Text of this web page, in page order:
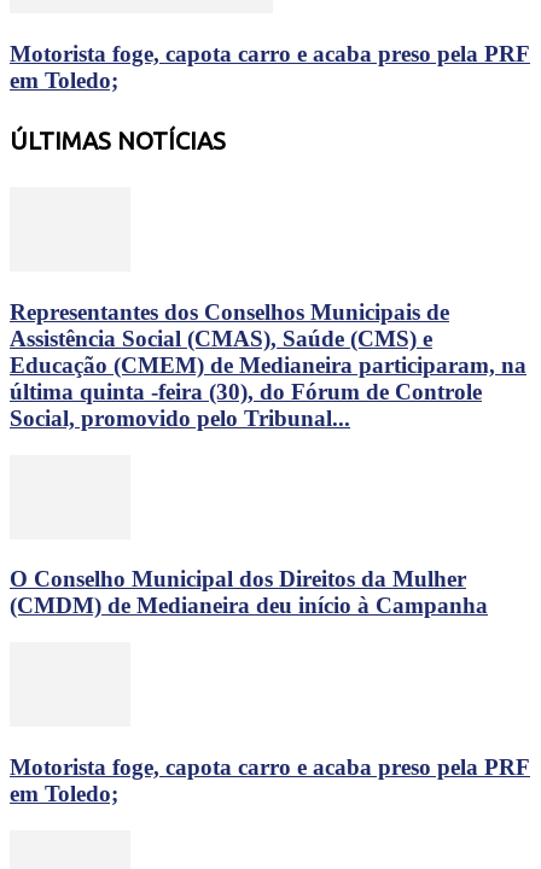
Motorista foge, capota carro e acaba preso pela PRF
em Toledo;
ÚLTIMAS NOTÍCIAS
Representantes dos Conselhos Municipais de
Assistência Social (CMAS), Saúde (CMS) e
Educação (CMEM) de Medianeira participaram, na
última quinta -feira (30), do Fórum de Controle
Social, promovido pelo Tribunal...
O Conselho Municipal dos Direitos da Mulher
(CMDM) de Medianeira deu início à Campanha
Motorista foge, capota carro e acaba preso pela PRF
em Toledo;